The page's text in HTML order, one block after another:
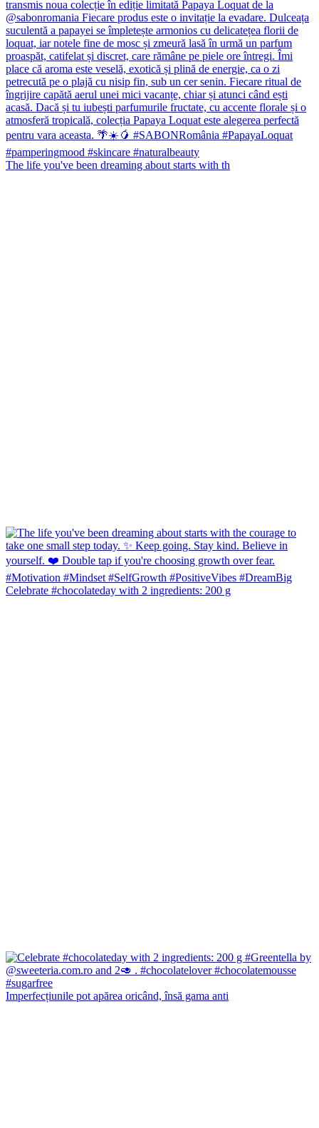
The life you've been dreaming about starts with th
Celebrate #chocolateday with 2 ingredients: 200 g
Imperfecțiunile pot apărea oricând, însă gama anti